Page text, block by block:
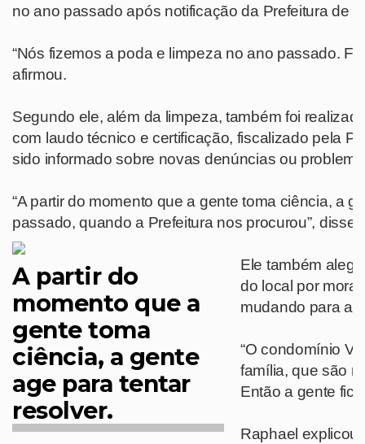
no ano passado após notificação da Prefeitura de
“Nós fizemos a poda e limpeza no ano passado.
afirmou.
Segundo ele, além da limpeza, também foi
com laudo técnico e certificação, fiscalizado pela
sido informado sobre novas denúncias ou
“A partir do momento que a gente toma ciência, a
passado, quando a Prefeitura nos procurou”, disse.
A partir do
momento que a
gente toma
ciência, a gente
age para tentar
resolver.
Ele também
do local por
mudando para a
“O condomínio
família, que são
Então a gente
Raphael explicou